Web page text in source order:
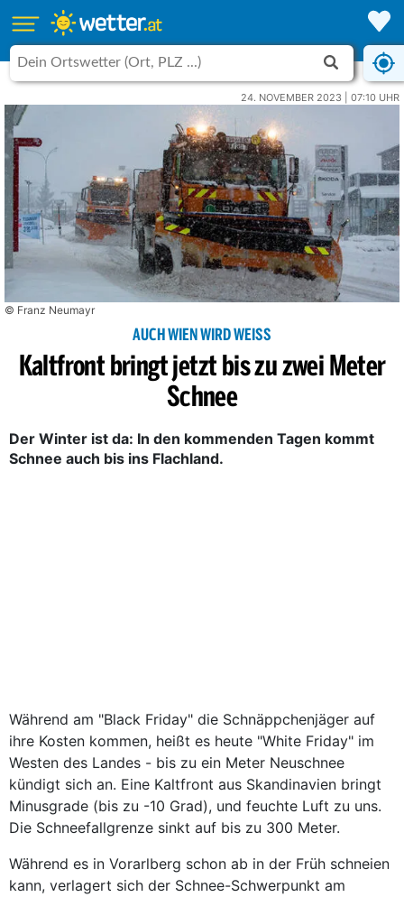
24. NOVEMBER 2023 | 07:10 UHR
© Franz Neumayr
AUCH WIEN WIRD WEISS
Kaltfront bringt jetzt bis zu zwei Meter
Schnee
Der Winter ist da: In den kommenden Tagen kommt
Schnee auch bis ins Flachland.
Während am "Black Friday" die Schnäppchenjäger auf
ihre Kosten kommen, heißt es heute "White Friday" im
Westen des Landes - bis zu ein Meter Neuschnee
kündigt sich an. Eine Kaltfront aus Skandinavien bringt
Minusgrade (bis zu -10 Grad), und feuchte Luft zu uns.
Die Schneefallgrenze sinkt auf bis zu 300 Meter.
Während es in Vorarlberg schon ab in der Früh schneien
kann, verlagert sich der Schnee-Schwerpunkt am